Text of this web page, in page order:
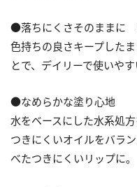
●落ちにくさそのままに
色持ちの良さキープした
とで、デイリーで使いや
●なめらかな塗り心地
水をベースにした水系処
つきにくいオイルをバラ
べたつきにくいリップに。